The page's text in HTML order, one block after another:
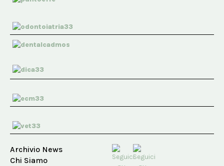
Archivio News
Chi Siamo